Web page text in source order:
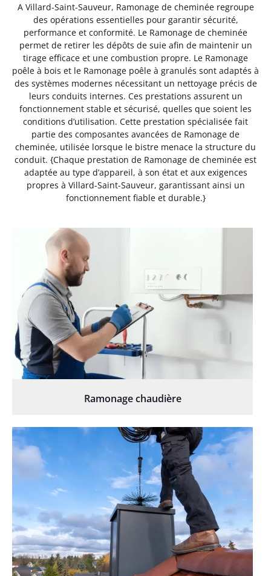
A Villard-Saint-Sauveur, Ramonage de cheminée regroupe
des opérations essentielles pour garantir sécurité,
performance et conformité. Le Ramonage de cheminée
permet de retirer les dépôts de suie afin de maintenir un
tirage efficace et une combustion propre. Le Ramonage
poêle à bois et le Ramonage poêle à granulés sont adaptés à
des systèmes modernes nécessitant un nettoyage précis de
leurs conduits internes. Ces prestations assurent un
fonctionnement stable et sécurisé, quelles que soient les
conditions d’utilisation. Cette prestation spécialisée fait
partie des composantes avancées de Ramonage de
cheminée, utilisée lorsque le bistre menace la structure du
conduit. {Chaque prestation de Ramonage de cheminée est
adaptée au type d’appareil, à son état et aux exigences
propres à Villard-Saint-Sauveur, garantissant ainsi un
fonctionnement fiable et durable.}
Ramonage chaudière